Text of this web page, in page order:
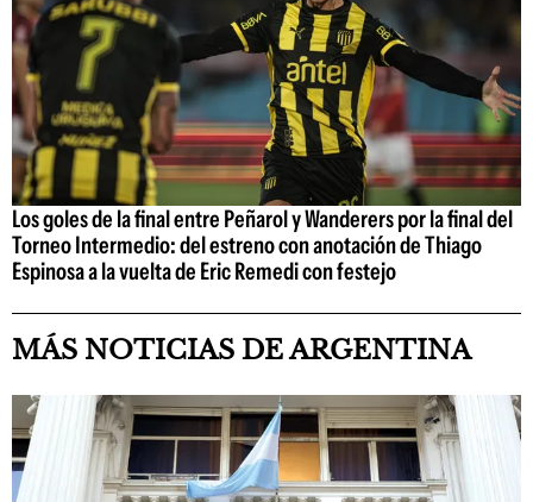
Los goles de la final entre Peñarol y Wanderers por la final del
Torneo Intermedio: del estreno con anotación de Thiago
Espinosa a la vuelta de Eric Remedi con festejo
MÁS NOTICIAS DE ARGENTINA